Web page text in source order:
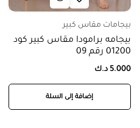
بيجامات مقاس كبير
بيجامه برامودا مقاس كبير كود
01200 رقم 09
5.000 د.ك
إضافة إلى السلة